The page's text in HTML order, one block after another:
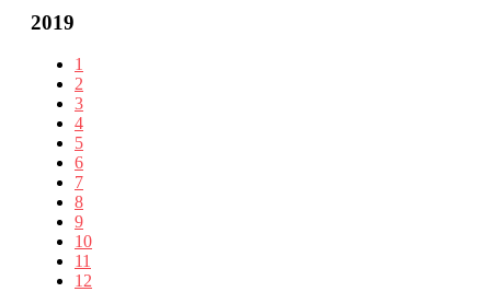
2019
1
2
3
4
5
6
7
8
9
10
11
12